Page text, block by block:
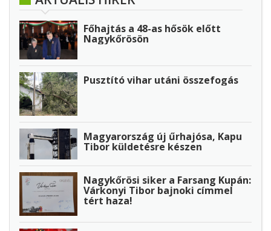
Főhajtás a 48-as hősök előtt
Nagykőrösön
Pusztító vihar utáni összefogás
Magyarország új űrhajósa, Kapu
Tibor küldetésre készen
Nagykőrösi siker a Farsang Kupán:
Várkonyi Tibor bajnoki címmel
tért haza!